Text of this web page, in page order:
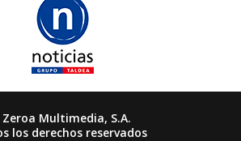
Multimedia, S.A.
los derechos reservados